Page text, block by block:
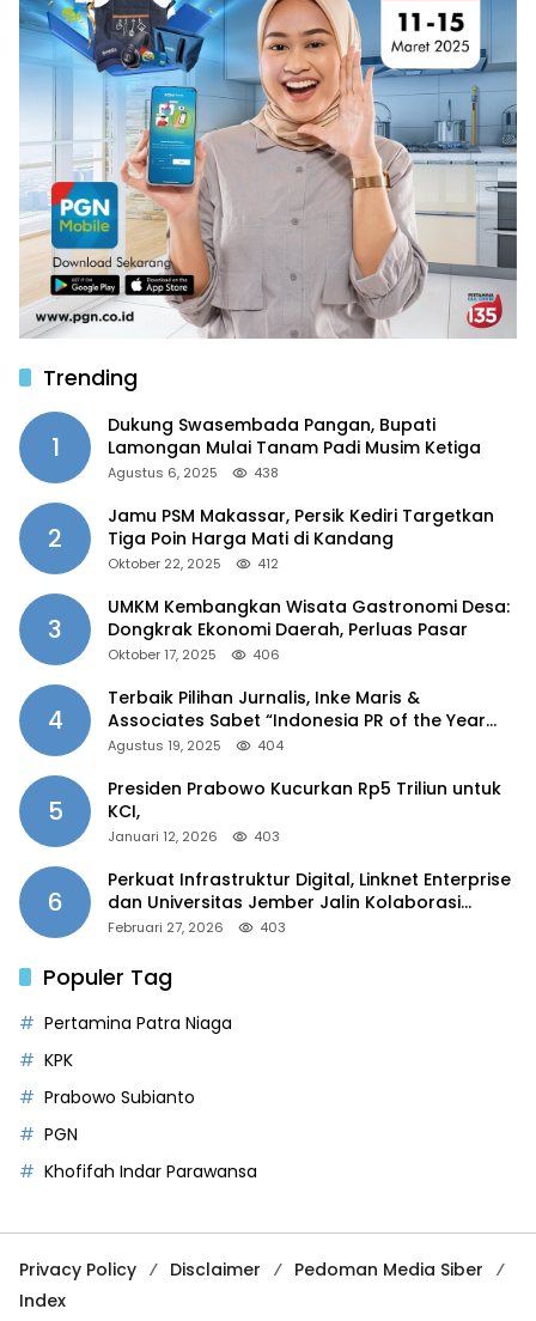
Trending
1
Dukung Swasembada Pangan, Bupati
Lamongan Mulai Tanam Padi Musim Ketiga
Agustus 6, 2025 438
2
Jamu PSM Makassar, Persik Kediri Targetkan
Tiga Poin Harga Mati di Kandang
Oktober 22, 2025 412
3
UMKM Kembangkan Wisata Gastronomi Desa:
Dongkrak Ekonomi Daerah, Perluas Pasar
Oktober 17, 2025 406
4
Terbaik Pilihan Jurnalis, Inke Maris &
Associates Sabet “Indonesia PR of the Year
2025”
Agustus 19, 2025 404
5
Presiden Prabowo Kucurkan Rp5 Triliun untuk
KCI,
Januari 12, 2026 403
6
Perkuat Infrastruktur Digital, Linknet Enterprise
dan Universitas Jember Jalin Kolaborasi
Smart Campus Berbasis AI
Februari 27, 2026 403
Populer Tag
Pertamina Patra Niaga
KPK
Prabowo Subianto
PGN
Khofifah Indar Parawansa
Privacy Policy Disclaimer
Pedoman Media Siber
Index